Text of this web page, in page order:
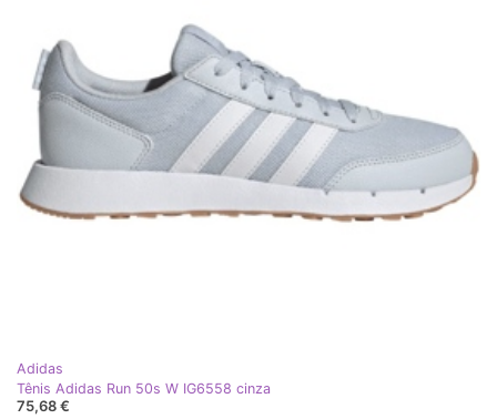
Adidas
Tênis Adidas Run 50s W IG6558 cinza
75,68 €